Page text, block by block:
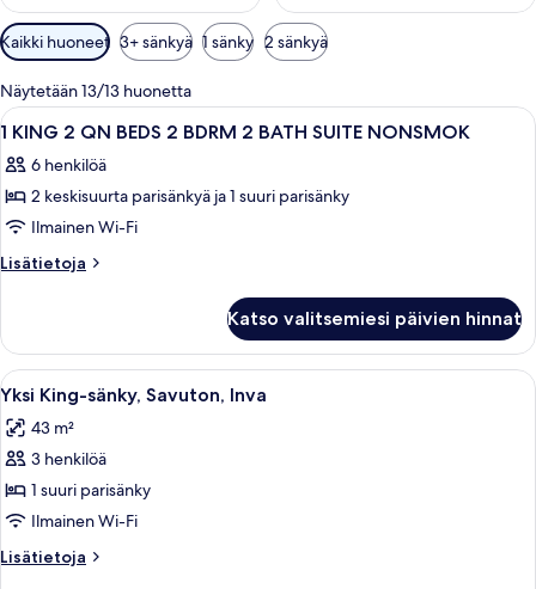
Huoneille
saatavilla
olevia
suodattimia
Kaikki huoneet 3+ sänkyä 1 sänky 2 sänkyä
Näytetään 13/13 huonetta
Avaa
kaikki
huonetyypin
1
KING
2
2
BDRM
2
BATH
SUITE
NONSMOK
kuvat
Hotellihuone, jossa on kaksi
29
1 KING 2 QN BEDS 2 BDRM 2 BATH SUITE NONSMOK
6 henkilöä
2 keskisuurta parisänkyä ja 1 suuri parisänky
Ilmainen Wi-Fi
Lisätietoja
Lisätietoja
2
QN
BEDS
BDRM
2
SUITE
NONSMOK
Katso valitsemiesi päivien hinnat
Avaa
kaikki
huonetyypin
Yksi
King-
sänky,
Savuton,
Inva
Hotellihuone, jossa on sänky,
5
Yksi King-sänky, Savuton, Inva
43 m²
3 henkilöä
1 suuri parisänky
Ilmainen Wi-Fi
Lisätietoja
Lisätietoja